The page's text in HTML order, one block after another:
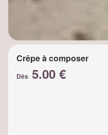
Crêpe à composer
Dès 5.00 €